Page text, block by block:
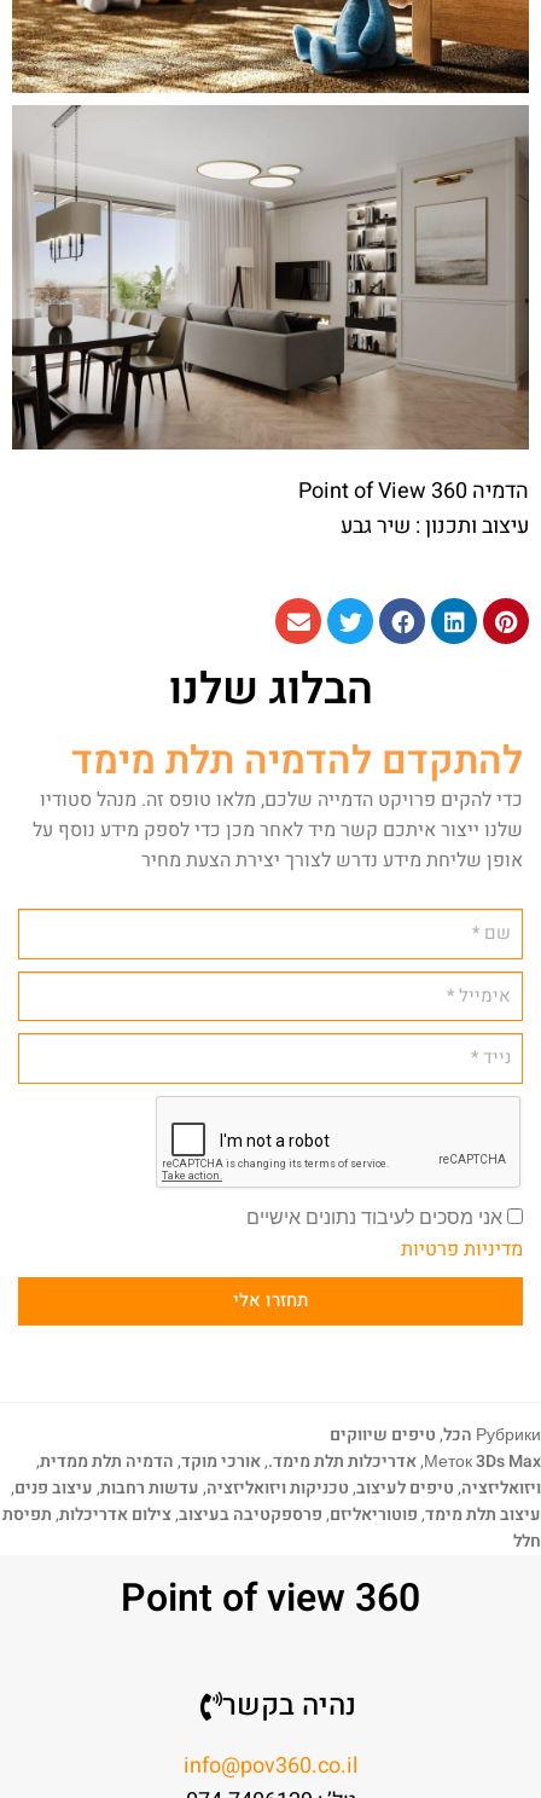
הדמיה Point of View 360
עיצוב ותכנון : שיר גבע
הבלוג שלנו
להתקדם להדמיה תלת מימד
כדי להקים פרויקט הדמייה שלכם, מלאו טופס זה. מנהל סטודיו
שלנו ייצור איתכם קשר מיד לאחר מכן כדי לספק מידע נוסף על
אופן שליחת מידע נדרש לצורך יצירת הצעת מחיר
אני מסכים לעיבוד נתונים אישיים
מדיניות פרטיות
תחזרו אלי
Рубрики הכל,טיפים שיווקים
Меток3Ds Max
,אדריכלות תלת מימד.,אורכי מוקד,הדמיה תלת ממדית,
ויזואליזציה,טיפים לעיצוב,טכניקות ויזואליזציה,עדשות רחבות,עיצוב פנים,
עיצוב תלת מימד,פוטוריאליזם,פרספקטיבה בעיצוב,צילום אדריכלות,תפיסת
חלל
Point of view 360
נהיה בקשר
info@pov360.co.il